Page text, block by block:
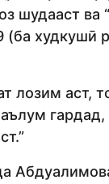
шудааст ва
(ба худкушӣ
лозим аст,
гардад,